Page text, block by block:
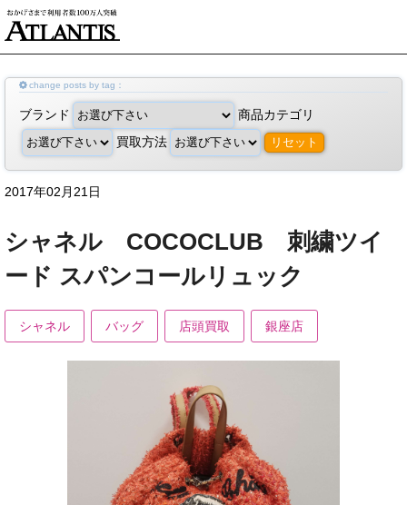
change posts by tag：
ブランド
商品カテゴリ
買取方法
リセット
2017年02月21日
シャネル COCOCLUB 刺繍ツイ
ード スパンコールリュック
シャネル バッグ 店頭買取 銀座店